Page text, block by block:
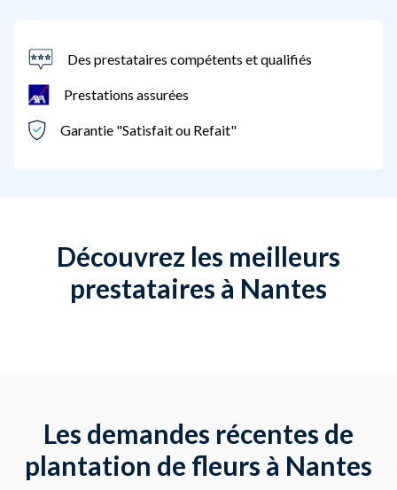
Des prestataires compétents et qualifiés
Prestations assurées
Garantie "Satisfait ou Refait"
Découvrez les meilleurs
prestataires à Nantes
Les demandes récentes de
plantation de fleurs à Nantes